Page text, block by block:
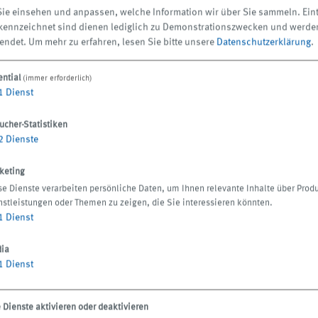
beiden beschriebenen HydroPur-Varianten bereits
Vakuumturbine und Filterpumpe ausgestattete V-Variante
der GrindingHub können die Besucher den HydroPur V
Vakuumpumpe erreichen HydroPur V-Filter
V 1500 sind das 1500 l/min. Die H-Variante mit dem
ergänzende „E“ in der Produktbezeichnung des
Endlosfilterband, das für reduzierte Betriebs- und
kleiner 3 µm benötigt werden
Filtration ausgelegt ist der ebenfalls modular aufgebaute
von KNOLL. Er eignet sich ideal für den Einsatz beim
der Gussbearbeitung liefert er beste Ergebnisse. Der MicroPur
durch seine spezielle Konstruktion ohne
Wirtschaftlichkeit und Nachhaltigkeit beiträgt.
einsehen und anpassen, welche Information wir über Sie sammeln.
sind dienen lediglich zu Demonstrationszwecken und
Um mehr zu erfahren, lesen Sie bitte unsere Datenschutzerklärung.
(immer erforderlich)
Dienst
Statistiken
Dienste
Dienste verarbeiten persönliche Daten, um Ihnen relevante Inhalte über
oder Themen zu zeigen, die Sie interessieren könnten.
Dienst
Dienst
Dienste aktivieren oder deaktivieren